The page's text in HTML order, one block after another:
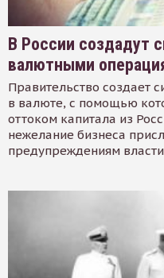
В России создадут
валютными
Правительство создает
в валюте, с помощью
оттоком капитала из
нежелание бизнеса
предупреждениям власти